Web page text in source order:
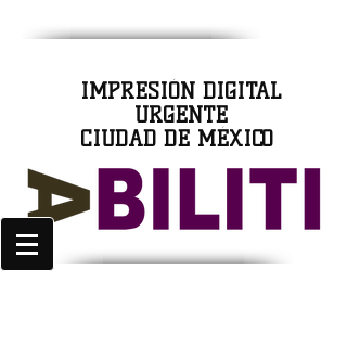
IMPRESIÓN DIGITAL
URGENTE
CIUDAD DE MÉXICO